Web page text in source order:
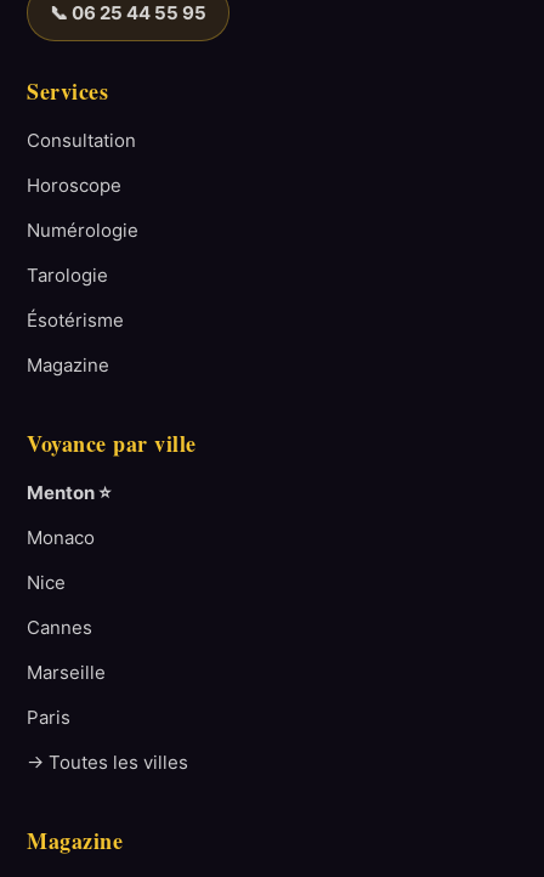
📞 06 25 44 55 95
Services
Consultation
Horoscope
Numérologie
Tarologie
Ésotérisme
Magazine
Voyance par ville
Menton ⭐
Monaco
Nice
Cannes
Marseille
Paris
→ Toutes les villes
Magazine